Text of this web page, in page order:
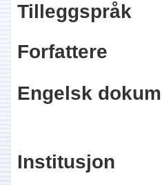
Tilleggspråk
Forfattere
Engelsk
Institusjon